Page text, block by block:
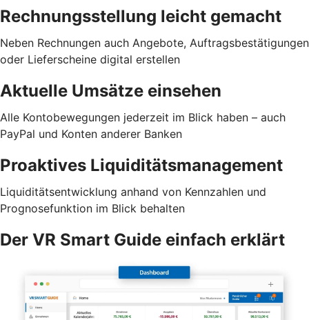
Rechnungsstellung leicht gemacht
Neben Rechnungen auch Angebote, Auftragsbestätigungen
oder Lieferscheine digital erstellen
Aktuelle Umsätze einsehen
Alle Kontobewegungen jederzeit im Blick haben – auch
PayPal und Konten anderer Banken
Proaktives Liquiditätsmanagement
Liquiditätsentwicklung anhand von Kennzahlen und
Prognosefunktion im Blick behalten
Der VR Smart Guide einfach erklärt